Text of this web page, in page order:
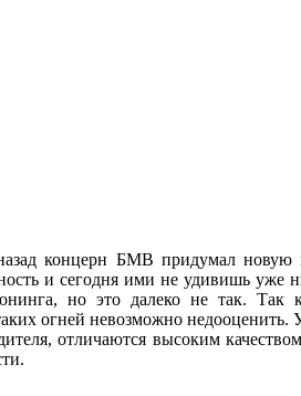
концерн БМВ придумал новую
и сегодня ими не удивишь уже
но это далеко не так. Так
огней невозможно недооценить.
отличаются высоким